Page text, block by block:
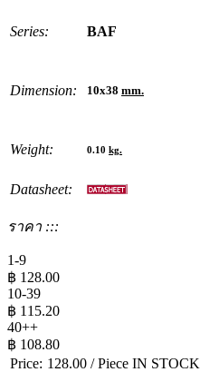
Series: BAF
Dimension: 10x38 mm.
Weight: 0.10 kg.
Datasheet:
ราคา :::
1-9
฿ 128.00
10-39
฿ 115.20
40++
฿ 108.80
Price: 128.00 / Piece IN STOCK